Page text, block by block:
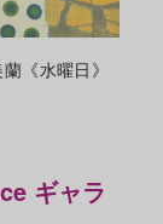
《水曜日》
ギャラ